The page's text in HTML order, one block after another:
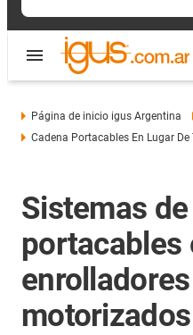
Página de inicio igus Argentina
Cadena Portacables En Lugar De
Sistemas
portacables
motorizados